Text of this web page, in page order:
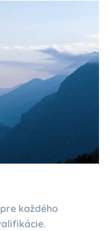
každého